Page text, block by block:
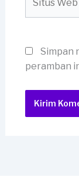
Web
Simpan
peramban